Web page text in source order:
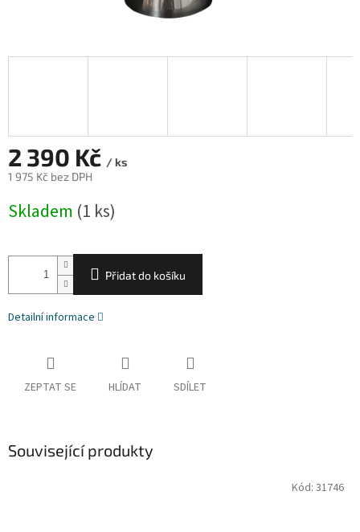
2 390 Kč / ks
1 975 Kč bez DPH
cena:
Skladem (1 ks)
Přidat do košíku
Detailní informace
ZEPTAT SE HLÍDAT SDÍLET
Související produkty
Kód: 31746